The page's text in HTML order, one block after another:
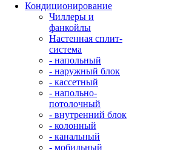
Кондиционирование
Чиллеры и
фанкойлы
Настенная сплит-
система
- напольный
- наружный блок
- кассетный
- напольно-
потолочный
- внутренний блок
- колонный
- канальный
- мобильный